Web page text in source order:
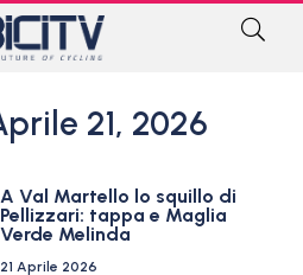
21, 2026
A Val Martello lo squillo di
Pellizzari: tappa e Maglia
Verde Melinda
21 Aprile 2026